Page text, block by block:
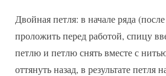
Двойная петля: в начале ряда
проложить перед работой, спицу
петлю и петлю снять вместе с
оттянуть назад, в результате петля